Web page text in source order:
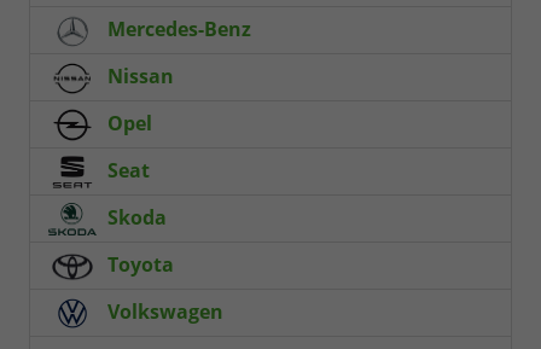
Mercedes-Benz
Nissan
Opel
Seat
Skoda
Toyota
Volkswagen